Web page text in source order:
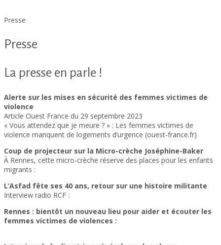
Presse
Presse
La presse en parle !
Alerte sur les mises en sécurité des femmes victimes de
violence
Article Ouest France du 29 septembre 2023
« Vous attendez que je meure ? » : Les femmes victimes de
violence manquent de logements d’urgence (ouest-france.fr)
Coup de projecteur sur la Micro-crèche Joséphine-Baker
À Rennes, cette micro-crèche réserve des places pour les enfants
migrants :
L’Asfad fête ses 40 ans, retour sur une histoire militante
Interview radio RCF :
Rennes : bientôt un nouveau lieu pour aider et écouter les
femmes victimes de violences :